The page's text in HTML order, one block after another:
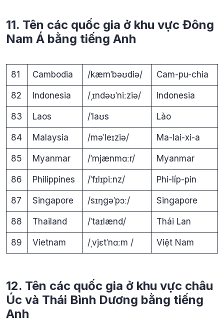
11. Tên các quốc gia ở khu vực Đông
Nam Á bằng tiếng Anh
81 Cambodia /kæmˈbəʊdiə/ Cam-pu-chia
82 Indonesia /ˌɪndəʊˈniːziə/ Indonesia
83 Laos /ˈlaʊs Lào
84 Malaysia /məˈleɪziə/ Ma-lai-xi-a
85 Myanmar /ˈmjænmɑːr/ Myanmar
86 Philippines /ˈfɪlɪpiːnz/ Phi-líp-pin
87 Singapore /sɪŋgəˈpɔː/ Singapore
88 Thailand /ˈtaɪlænd/ Thái Lan
89 Vietnam /ˌvjɛtˈnɑːm / Việt Nam
12. Tên các quốc gia ở khu vực châu
Úc và Thái Bình Dương bằng tiếng
Anh